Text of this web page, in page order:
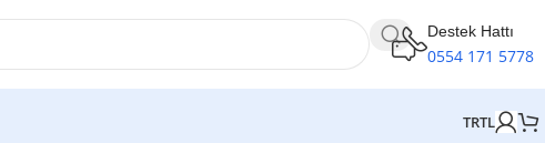
Destek Hattı
0554 171 5778
TRTL